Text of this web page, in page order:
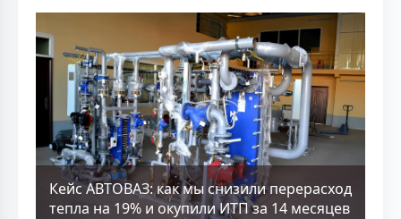
Кейс АВТОВАЗ: как мы снизили перерасход
тепла на 19% и окупили ИТП за 14 месяцев